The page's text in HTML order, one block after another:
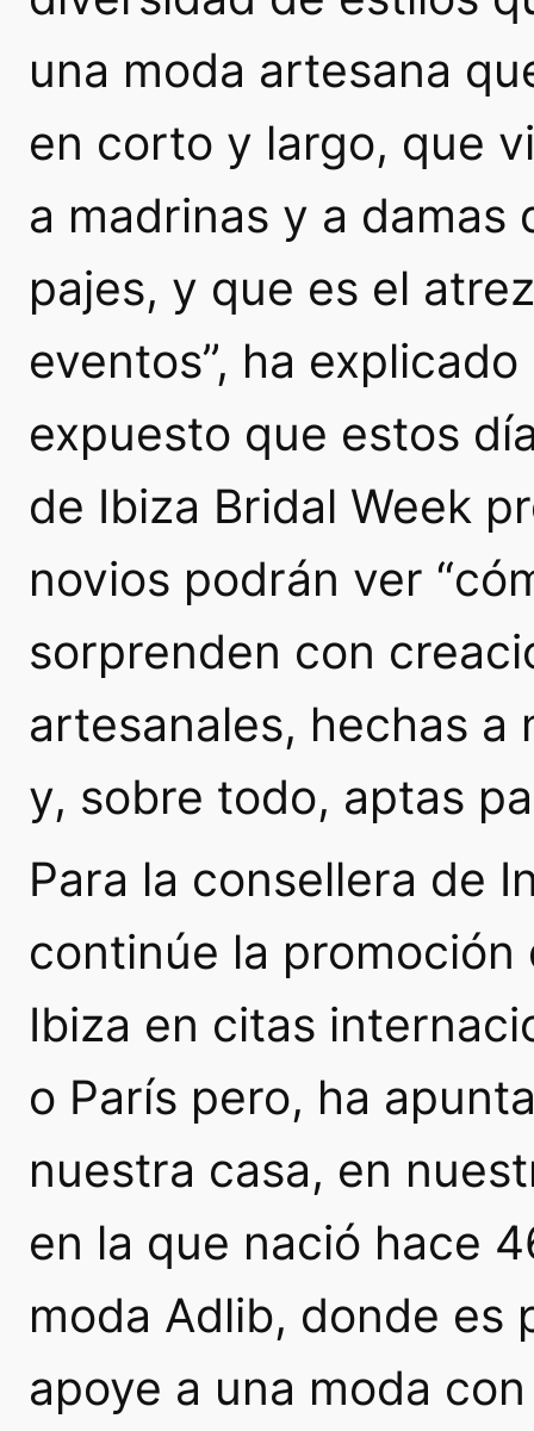
una moda artesana
en corto y largo, que
a madrinas y a damas
pajes, y que es el
eventos”, ha
expuesto que estos
de Ibiza Bridal Week
novios podrán ver
sorprenden con
artesanales, hechas a
y, sobre todo, aptas
Para la consellera de
continúe la
Ibiza en citas
o París pero, ha
nuestra casa, en
en la que nació hace
moda Adlib, donde es
apoye a una moda